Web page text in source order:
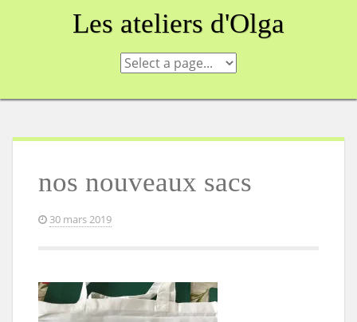
Les ateliers d'Olga
nos nouveaux sacs
30 mars 2019